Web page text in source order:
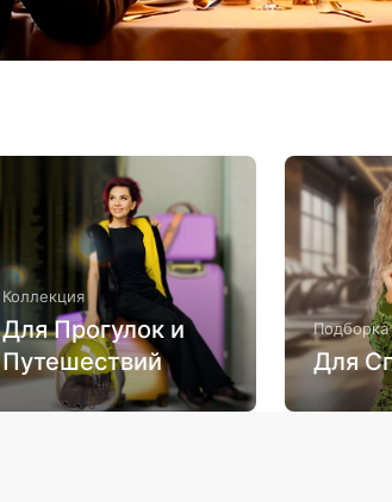
Коллекция
Для Прогулок и
Путешествий
Подборка
Для